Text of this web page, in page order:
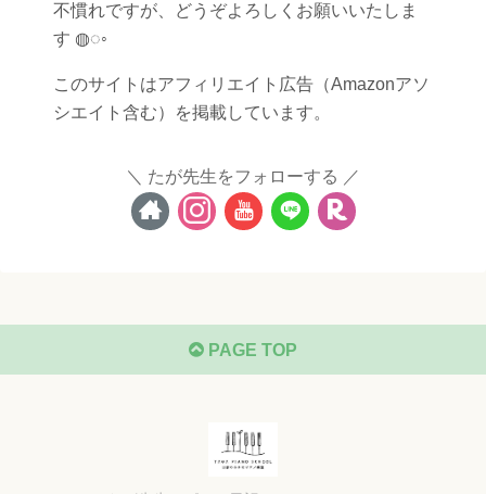
不慣れですが、どうぞよろしくお願いいたしま
す ◍◌◦
このサイトはアフィリエイト広告（Amazonアソ
シエイト含む）を掲載しています。
たが先生をフォローする
PAGE TOP